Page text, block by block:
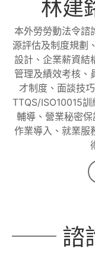
林建
本外勞勞動法令諮
源評估及制度規劃
設計、企業薪資結
管理及績效考核、
才制度、面談技
TTQS/ISO10015
輔導、營業秘密
作業導入、就業服
諮